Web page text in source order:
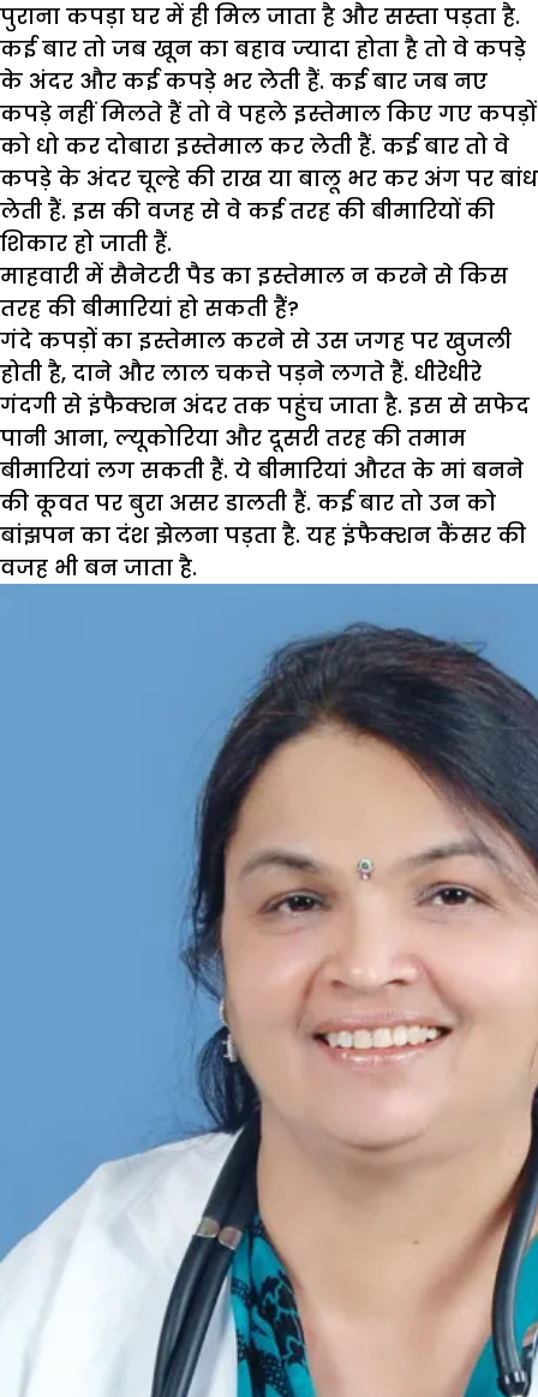
पुराना कपड़ा घर में ही मिल जाता है और सस्ता पड़ता है.
कई बार तो जब खून का बहाव ज्यादा होता है तो वे कपड़े
के अंदर और कई कपड़े भर लेती हैं. कई बार जब नए
कपड़े नहीं मिलते हैं तो वे पहले इस्तेमाल किए गए कपड़ों
को धो कर दोबारा इस्तेमाल कर लेती हैं. कई बार तो वे
कपड़े के अंदर चूल्हे की राख या बालू भर कर अंग पर बांध
लेती हैं. इस की वजह से वे कई तरह की बीमारियों की
शिकार हो जाती हैं.
माहवारी में सैनेटरी पैड का इस्तेमाल न करने से किस
तरह की बीमारियां हो सकती हैं?
गंदे कपड़ों का इस्तेमाल करने से उस जगह पर खुजली
होती है, दाने और लाल चकत्ते पड़ने लगते हैं. धीरेधीरे
गंदगी से इंफैक्शन अंदर तक पहुंच जाता है. इस से सफेद
पानी आना, ल्यूकोरिया और दूसरी तरह की तमाम
बीमारियां लग सकती हैं. ये बीमारियां औरत के मां बनने
की कूवत पर बुरा असर डालती हैं. कई बार तो उन को
बांझपन का दंश झेलना पड़ता है. यह इंफैक्शन कैंसर की
वजह भी बन जाता है.